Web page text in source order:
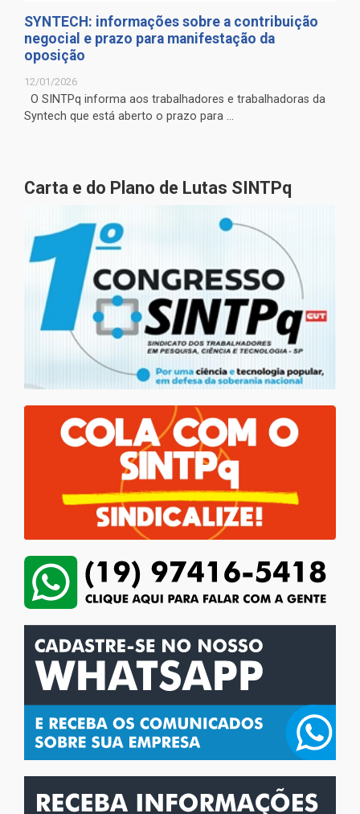
SYNTECH: informações sobre a contribuição
negocial e prazo para manifestação da
oposição
12/01/2026
O SINTPq informa aos trabalhadores e trabalhadoras da
Syntech que está aberto o prazo para ...
Carta e do Plano de Lutas SINTPq